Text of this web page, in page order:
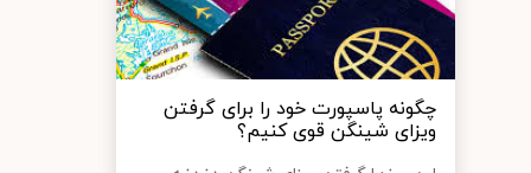
چگونه پاسپورت خود را برای گرفتن
ویزای شینگن قوی کنیم؟